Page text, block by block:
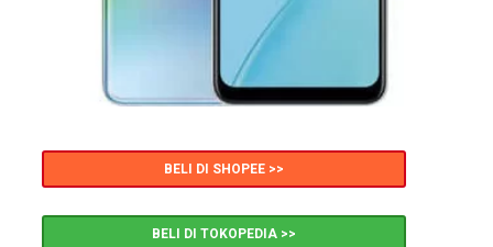
BELI DI SHOPEE >>
BELI DI TOKOPEDIA >>